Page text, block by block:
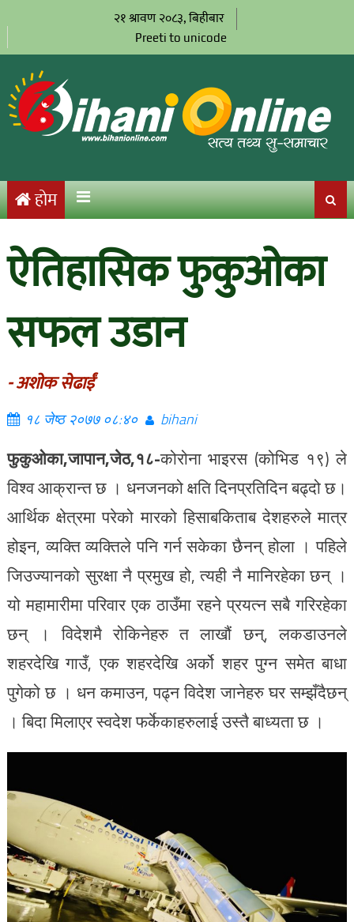
२१ श्रावण २०८३, बिहीबार
Preeti to unicode
होम
ऐतिहासिक फुकुओका
सफल उडान
- अशोक सेढाईं
१८ जेष्ठ २०७७ ०८:४० bihani
फुकुओका,जापान,जेठ,१८-कोरोना भाइरस (कोभिड १९) ले
विश्व आक्रान्त छ । धनजनको क्षति दिनप्रतिदिन बढ्दो छ।
आर्थिक क्षेत्रमा परेको मारको हिसाबकिताब देशहरुले मात्र
होइन, व्यक्ति व्यक्तिले पनि गर्न सकेका छैनन् होला । पहिले
जिउज्यानको सुरक्षा नै प्रमुख हो, त्यही नै मानिरहेका छन् ।
यो महामारीमा परिवार एक ठाउँमा रहने प्रयत्न सबै गरिरहेका
छन् । विदेशमै रोकिनेहरु त लाखौं छन्, लकडाउनले
शहरदेखि गाउँ, एक शहरदेखि अर्को शहर पुग्न समेत बाधा
पुगेको छ । धन कमाउन, पढ्न विदेश जानेहरु घर सम्झँदैछन्
। बिदा मिलाएर स्वदेश फर्केकाहरुलाई उस्तै बाध्यता छ ।